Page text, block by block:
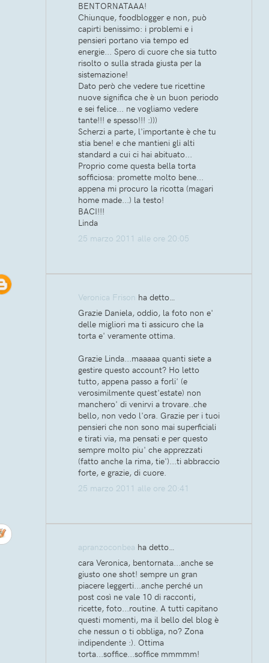
BENTORNATAAA!
Chiunque, foodblogger e non, può
capirti benissimo: i problemi e i
pensieri portano via tempo ed
energie... Spero di cuore che sia tutto
risolto o sulla strada giusta per la
sistemazione!
Dato però che vedere tue ricettine
nuove significa che è un buon periodo
e sei felice... ne vogliamo vedere
tante!!! e spesso!!! :)))
Scherzi a parte, l'importante è che tu
stia bene! e che mantieni gli alti
standard a cui ci hai abituato...
Proprio come questa bella torta
sofficiosa: promette molto bene...
appena mi procuro la ricotta (magari
home made...) la testo!
BACI!!!
Linda
25 marzo 2011 alle ore 20:05
Veronica Frison ha detto…
Grazie Daniela, oddio, la foto non e'
delle migliori ma ti assicuro che la
torta e' veramente ottima.
Grazie Linda...maaaaa quanti siete a
gestire questo account? Ho letto
tutto, appena passo a forli' (e
verosimilmente quest'estate) non
manchero' di venirvi a trovare..che
bello, non vedo l'ora. Grazie per i tuoi
pensieri che non sono mai superficiali
e tirati via, ma pensati e per questo
sempre molto piu' che apprezzati
(fatto anche la rima, tie')...ti abbraccio
forte, e grazie, di cuore.
25 marzo 2011 alle ore 20:41
apranzoconbea ha detto…
cara Veronica, bentornata...anche se
giusto one shot! sempre un gran
piacere leggerti...anche perché un
post così ne vale 10 di racconti,
ricette, foto...routine. A tutti capitano
questi momenti, ma il bello del blog è
che nessun o ti obbliga, no? Zona
indipendente :). Ottima
torta...soffice...soffice mmmmm!